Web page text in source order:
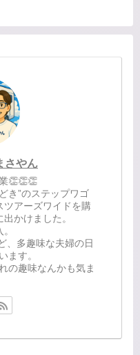
さやん
👏👏👏
き”のステップワゴ
ツアーズワイドを購
かけました。
、多趣味な夫婦の日
ます。
の趣味なんかも気ま